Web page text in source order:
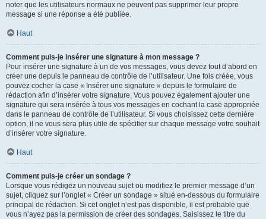
noter que les utilisateurs normaux ne peuvent pas supprimer leur propre
message si une réponse a été publiée.
Haut
Comment puis-je insérer une signature à mon message ?
Pour insérer une signature à un de vos messages, vous devez tout d’abord en
créer une depuis le panneau de contrôle de l’utilisateur. Une fois créée, vous
pouvez cocher la case « Insérer une signature » depuis le formulaire de
rédaction afin d’insérer votre signature. Vous pouvez également ajouter une
signature qui sera insérée à tous vos messages en cochant la case appropriée
dans le panneau de contrôle de l’utilisateur. Si vous choisissez cette dernière
option, il ne vous sera plus utile de spécifier sur chaque message votre souhait
d’insérer votre signature.
Haut
Comment puis-je créer un sondage ?
Lorsque vous rédigez un nouveau sujet ou modifiez le premier message d’un
sujet, cliquez sur l’onglet « Créer un sondage » situé en-dessous du formulaire
principal de rédaction. Si cet onglet n’est pas disponible, il est probable que
vous n’ayez pas la permission de créer des sondages. Saisissez le titre du